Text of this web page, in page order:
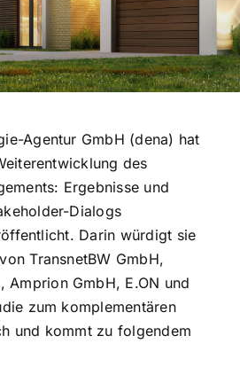
Agentur GmbH (dena) hat
des
Ergebnisse und
Dialogs
Darin würdigt sie
TransnetBW GmbH,
Amprion GmbH, E.ON und
zum komplementären
und kommt zu folgendem